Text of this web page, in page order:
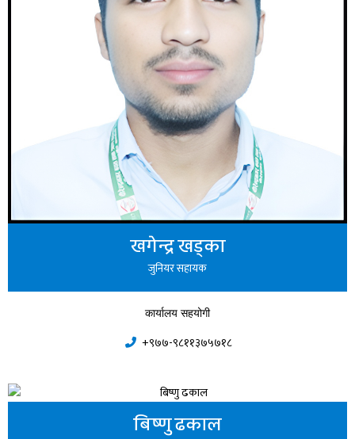
खगेन्द्र खड्का
जुनियर सहायक
कार्यालय सहयोगी
+९७७-९८११३७५७१८
बिष्णु ढकाल